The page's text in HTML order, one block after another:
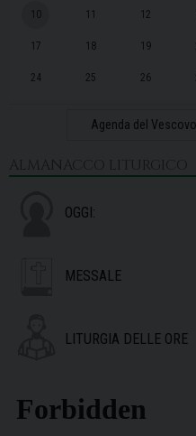
10 11 12
17 18 19
24 25 26
Agenda del Vescovo
ALMANACCO LITURGICO
OGGI:
MESSALE
LITURGIA DELLE ORE